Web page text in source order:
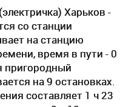
Харьков -
со станции
на станцию
время в пути - 0
пригородный
на 9 остановках.
составляет 1 ч 23